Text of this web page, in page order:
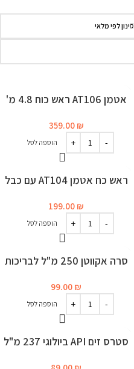
סינון לפי מלאי
אטמן AT106 ראש כוח 4.8 מ'
359.00 ₪
הוספה לסל
ראש כח אטמן AT104 עם כבל
199.00 ₪
הוספה לסל
סרה אקווטן 250 מ"ל לבריכות
99.00 ₪
הוספה לסל
סטרס זים API ביולוגי 237 מ"ל